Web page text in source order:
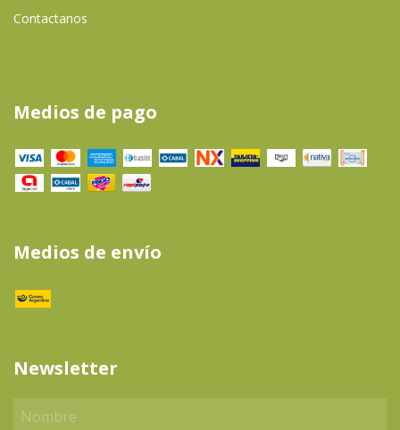
Contactanos
Medios de pago
Medios de envío
Newsletter